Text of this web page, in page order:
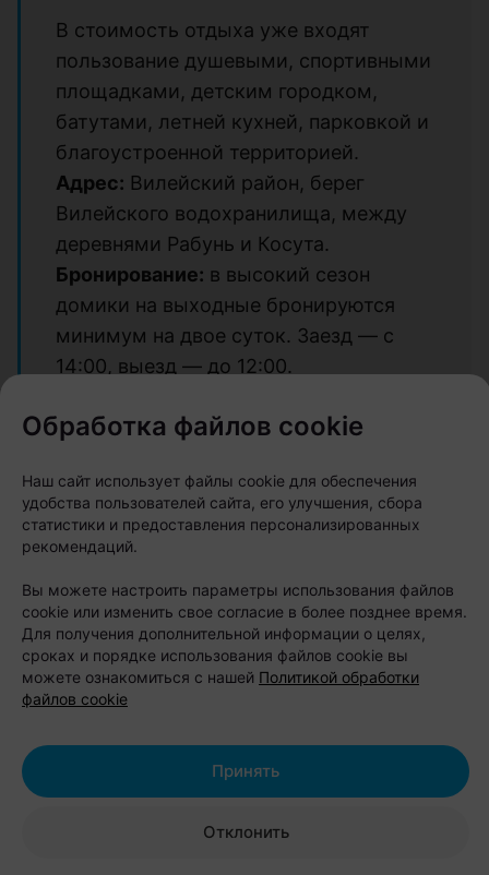
В стоимость отдыха уже входят
пользование душевыми, спортивными
площадками, детским городком,
батутами, летней кухней, парковкой и
благоустроенной территорией.
Адрес: Вилейский район, берег
Вилейского водохранилища, между
деревнями Рабунь и Косута.
Бронирование: в высокий сезон
домики на выходные бронируются
минимум на двое суток. Заезд — с
14:00, выезд — до 12:00.
«Парк Полянка»: отдых у воды,
веревочный парк и домики всего
Обработка файлов cookie
Наш сайт использует файлы cookie для обеспечения
удобства пользователей сайта, его улучшения, сбора
статистики и предоставления персонализированных
рекомендаций.
Вы можете настроить параметры использования файлов
cookie или изменить свое согласие в более позднее время.
Для получения дополнительной информации о целях,
сроках и порядке использования файлов cookie вы
можете ознакомиться с нашей Политикой обработки
файлов cookie
Отклонить
Принять